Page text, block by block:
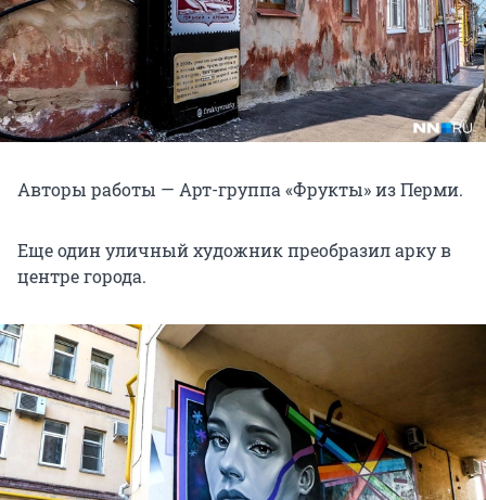
Авторы работы — Арт-группа «Фрукты» из Перми.
Еще один уличный художник преобразил арку в
центре города.